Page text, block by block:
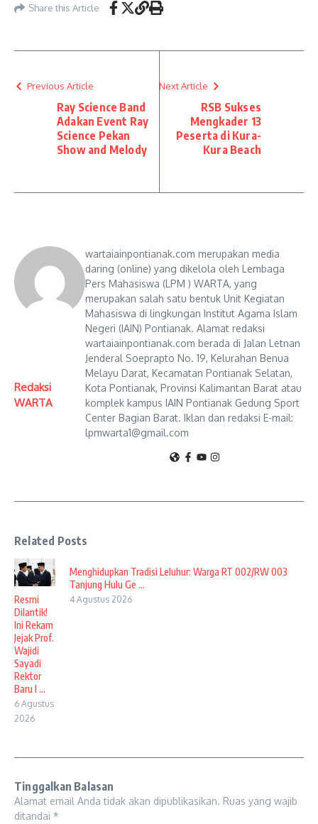
Share this Article
Previous Article
Ray Science Band
Adakan Event Ray
Science Pekan
Show and Melody
Next Article
RSB Sukses
Mengkader 13
Peserta di Kura-
Kura Beach
Redaksi
WARTA
wartaiainpontianak.com merupakan media
daring (online) yang dikelola oleh Lembaga
Pers Mahasiswa (LPM ) WARTA, yang
merupakan salah satu bentuk Unit Kegiatan
Mahasiswa di lingkungan Institut Agama Islam
Negeri (IAIN) Pontianak. Alamat redaksi
wartaiainpontianak.com berada di Jalan Letnan
Jenderal Soeprapto No. 19, Kelurahan Benua
Melayu Darat, Kecamatan Pontianak Selatan,
Kota Pontianak, Provinsi Kalimantan Barat atau
komplek kampus IAIN Pontianak Gedung Sport
Center Bagian Barat. Iklan dan redaksi E-mail:
lpmwarta1@gmail.com
Related Posts
Resmi
Dilantik!
Ini Rekam
Jejak Prof.
Wajidi
Sayadi
Rektor
Baru I ...
6 Agustus
2026
Menghidupkan Tradisi Leluhur: Warga RT 002/RW 003
Tanjung Hulu Ge ...
4 Agustus 2026
Tinggalkan Balasan
Alamat email Anda tidak akan dipublikasikan. Ruas yang wajib
ditandai *